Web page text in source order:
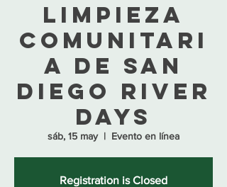
Limpieza
comunitari
a de San
Diego River
Days
sáb, 15 may
  |
Evento en línea
Registration is Closed